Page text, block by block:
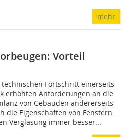
mehr
Vorteil
Fortschritt einerseits
erhöhten Anforderungen an die
von Gebäuden andererseits
die Eigenschaften von Fenstern
Verglasung immer besser...